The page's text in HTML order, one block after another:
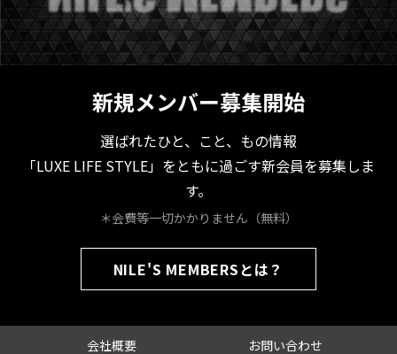
新規メンバー募集開始
選ばれたひと、こと、もの情報
「LUXE LIFE STYLE」をともに過ごす新会員を募集しま
す。
＊会費等一切かかりません（無料）
NILE'S MEMBERSとは？
会社概要 お問い合わせ